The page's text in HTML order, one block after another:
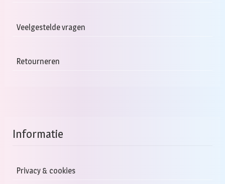
Veelgestelde vragen
Retourneren
Informatie
Privacy & cookies